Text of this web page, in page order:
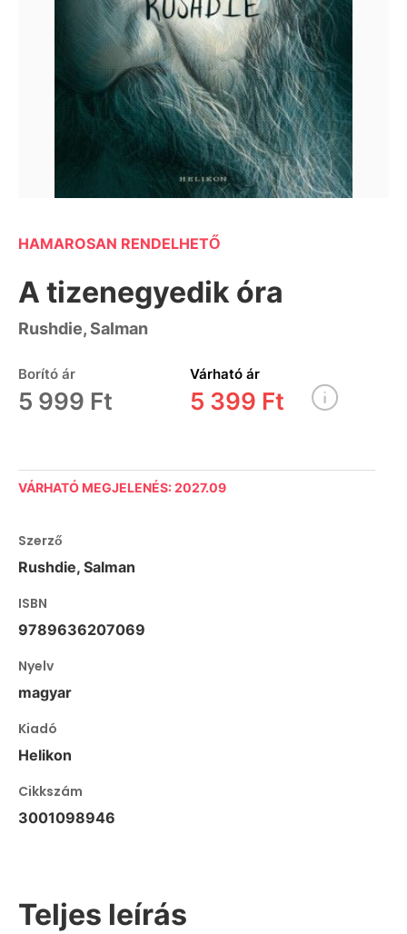
HAMAROSAN RENDELHETŐ
A tizenegyedik óra
Rushdie, Salman
Borító ár
5 999 Ft
Várható ár
5 399 Ft
VÁRHATÓ MEGJELENÉS: 2027.09
Szerző
Rushdie, Salman
ISBN
9789636207069
Nyelv
magyar
Kiadó
Helikon
Cikkszám
3001098946
Teljes leírás